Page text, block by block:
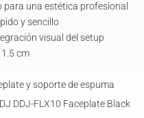
una estética profesional
y sencillo
visual del setup
cm
y soporte de espuma
DDJ-FLX10 Faceplate Black